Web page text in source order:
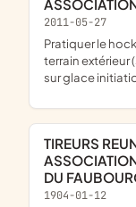
2011-05-27
pratiquer le hockey sur roller en salle (roller hockey) en
terrain extérieur
sur glace
TIREURS REUNIS DU SUD ABBEVILLOIS ET
DU
1904-01-12